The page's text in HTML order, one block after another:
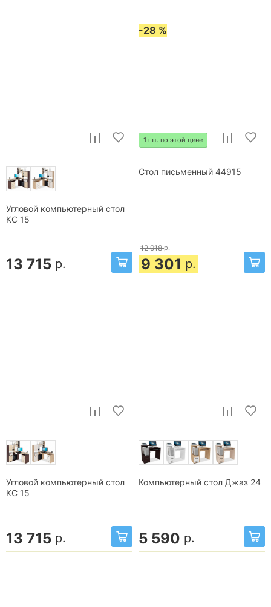
Угловой компьютерный стол
КС 15
13 715 р.
-28 %
1 шт. по этой цене
Стол письменный 44915
12 918 р.
9 301 р.
Угловой компьютерный стол
КС 15
13 715 р.
Компьютерный стол Джаз 24
5 590 р.